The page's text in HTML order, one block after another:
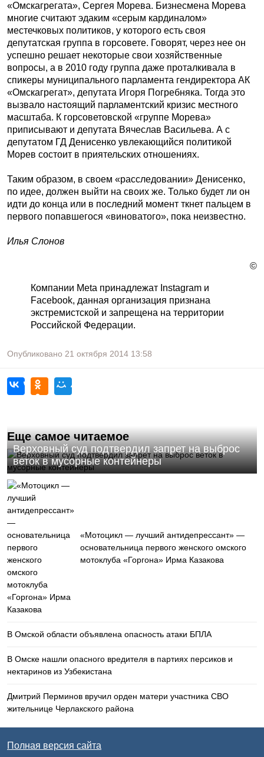
«Омскагрегата», Сергея Морева. Бизнесмена Морева
многие считают эдаким «серым кардиналом»
местечковых политиков, у которого есть своя
депутатская группа в горсовете. Говорят, через нее он
успешно решает некоторые свои хозяйственные
вопросы, а в 2010 году группа даже проталкивала в
спикеры муниципального парламента гендиректора АК
«Омскагрегат», депутата Игоря Погребняка. Тогда это
вызвало настоящий парламентский кризис местного
масштаба. К горсоветовской «группе Морева»
приписывают и депутата Вячеслав Васильева. А с
депутатом ГД Денисенко увлекающийся политикой
Морев состоит в приятельских отношениях.
Таким образом, в своем «расследовании» Денисенко,
по идее, должен выйти на своих же. Только будет ли он
идти до конца или в последний момент ткнет пальцем в
первого попавшегося «виноватого», пока неизвестно.
Илья Слонов
©
Компании Meta принадлежат Instagram и
Facebook, данная организация признана
экстремистской и запрещена на территории
Российской Федерации.
Опубликовано 21 октября 2014 13:58
Еще самое читаемое
Верховный суд подтвердил запрет на выброс
веток в мусорные контейнеры
«Мотоцикл — лучший антидепрессант» —
основательница первого женского омского
мотоклуба «Горгона» Ирма Казакова
В Омской области объявлена опасность атаки БПЛА
В Омске нашли опасного вредителя в партиях персиков и
нектаринов из Узбекистана
Дмитрий Перминов вручил орден матери участника СВО
жительнице Черлакского района
Полная версия сайта